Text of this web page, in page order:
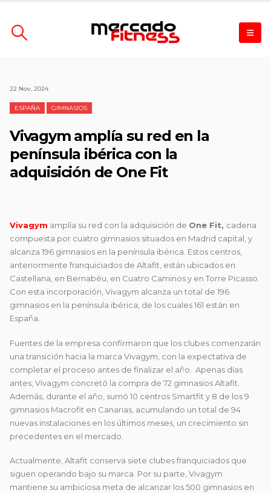
22 Nov, 2024
ESPAÑA GIMNASIOS
Vivagym amplía su red en la
península ibérica con la
adquisición de One Fit
Vivagym amplía su red con la adquisición de One Fit, cadena
compuesta por cuatro gimnasios situados en Madrid capital, y
alcanza 196 gimnasios en la península ibérica. Estos centros,
anteriormente franquiciados de Altafit, están ubicados en
Castellana, en Bernabéu, en Cuatro Caminos y en Torre Picasso.
Con esta incorporación, Vivagym alcanza un total de 196
gimnasios en la península ibérica, de los cuales 161 están en
España.
Fuentes de la empresa confirmaron que los clubes comenzarán
una transición hacia la marca Vivagym, con la expectativa de
completar el proceso antes de finalizar el año. Apenas días
antes, Vivagym concretó la compra de 72 gimnasios Altafit.
Además, durante el año, sumó 10 centros Smartfit y 8 de los 9
gimnasios Macrofit en Canarias, acumulando un total de 94
nuevas instalaciones en los últimos meses, un crecimiento sin
precedentes en el mercado.
Actualmente, Altafit conserva siete clubes franquiciados que
siguen operando bajo su marca. Por su parte, Vivagym
mantiene su ambiciosa meta de alcanzar los 500 gimnasios en